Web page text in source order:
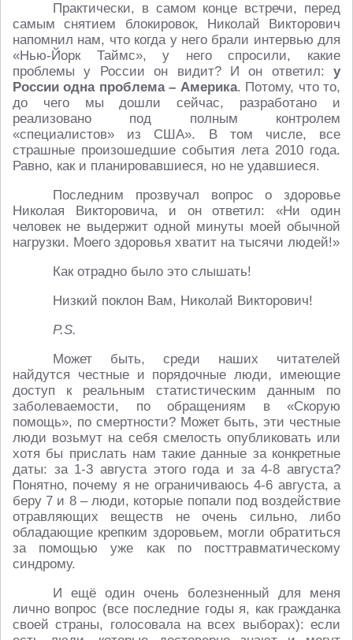
Практически, в самом конце встречи, перед
самым снятием блокировок, Николай Викторович
напомнил нам, что когда у него брали интервью для
«Нью-Йорк Таймс», у него спросили, какие
проблемы у России он видит? И он ответил: у
России одна проблема – Америка. Потому, что то,
до чего мы дошли сейчас, разработано и
реализовано под полным контролем
«специалистов» из США». В том числе, все
страшные произошедшие события лета 2010 года.
Равно, как и планировавшиеся, но не удавшиеся.
Последним прозвучал вопрос о здоровье
Николая Викторовича, и он ответил: «Ни один
человек не выдержит одной минуты моей обычной
нагрузки. Моего здоровья хватит на тысячи людей!»
Как отрадно было это слышать!
Низкий поклон Вам, Николай Викторович!
P.S.
Может быть, среди наших читателей
найдутся честные и порядочные люди, имеющие
доступ к реальным статистическим данным по
заболеваемости, по обращениям в «Скорую
помощь», по смертности? Может быть, эти честные
люди возьмут на себя смелость опубликовать или
хотя бы прислать нам такие данные за конкретные
даты: за 1-3 августа этого года и за 4-8 августа?
Понятно, почему я не ограничиваюсь 4-6 августа, а
беру 7 и 8 – люди, которые попали под воздействие
отравляющих веществ не очень сильно, либо
обладающие крепким здоровьем, могли обратиться
за помощью уже как по посттравматическому
синдрому.
И ещё один очень болезненный для меня
лично вопрос (все последние годы я, как гражданка
своей страны, голосовала на всех выборах): если